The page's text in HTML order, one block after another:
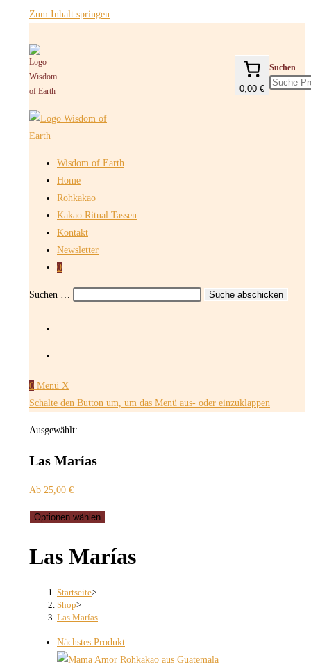
Zum Inhalt springen
0,00 €
Suchen
Wisdom of Earth
Home
Rohkakao
Kakao Ritual Tassen
Kontakt
Newsletter
0
Suchen … Suche abschicken
0 Menü X
Schalte den Button um, um das Menü aus- oder einzuklappen
Ausgewählt:
Las Marías
Ab 25,00 €
Optionen wählen
Las Marías
Startseite>
Shop>
Las Marías
Nächstes Produkt